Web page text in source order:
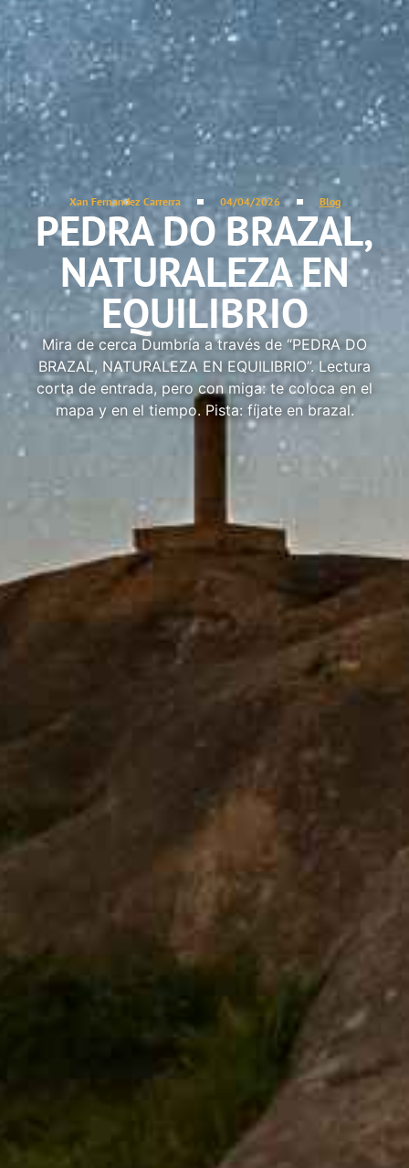
Xan Fernandez Carrerra 04/04/2026 Blog
PEDRA DO BRAZAL,
NATURALEZA EN
EQUILIBRIO
Mira de cerca Dumbría a través de “PEDRA DO
BRAZAL, NATURALEZA EN EQUILIBRIO”. Lectura
corta de entrada, pero con miga: te coloca en el
mapa y en el tiempo. Pista: fíjate en brazal.